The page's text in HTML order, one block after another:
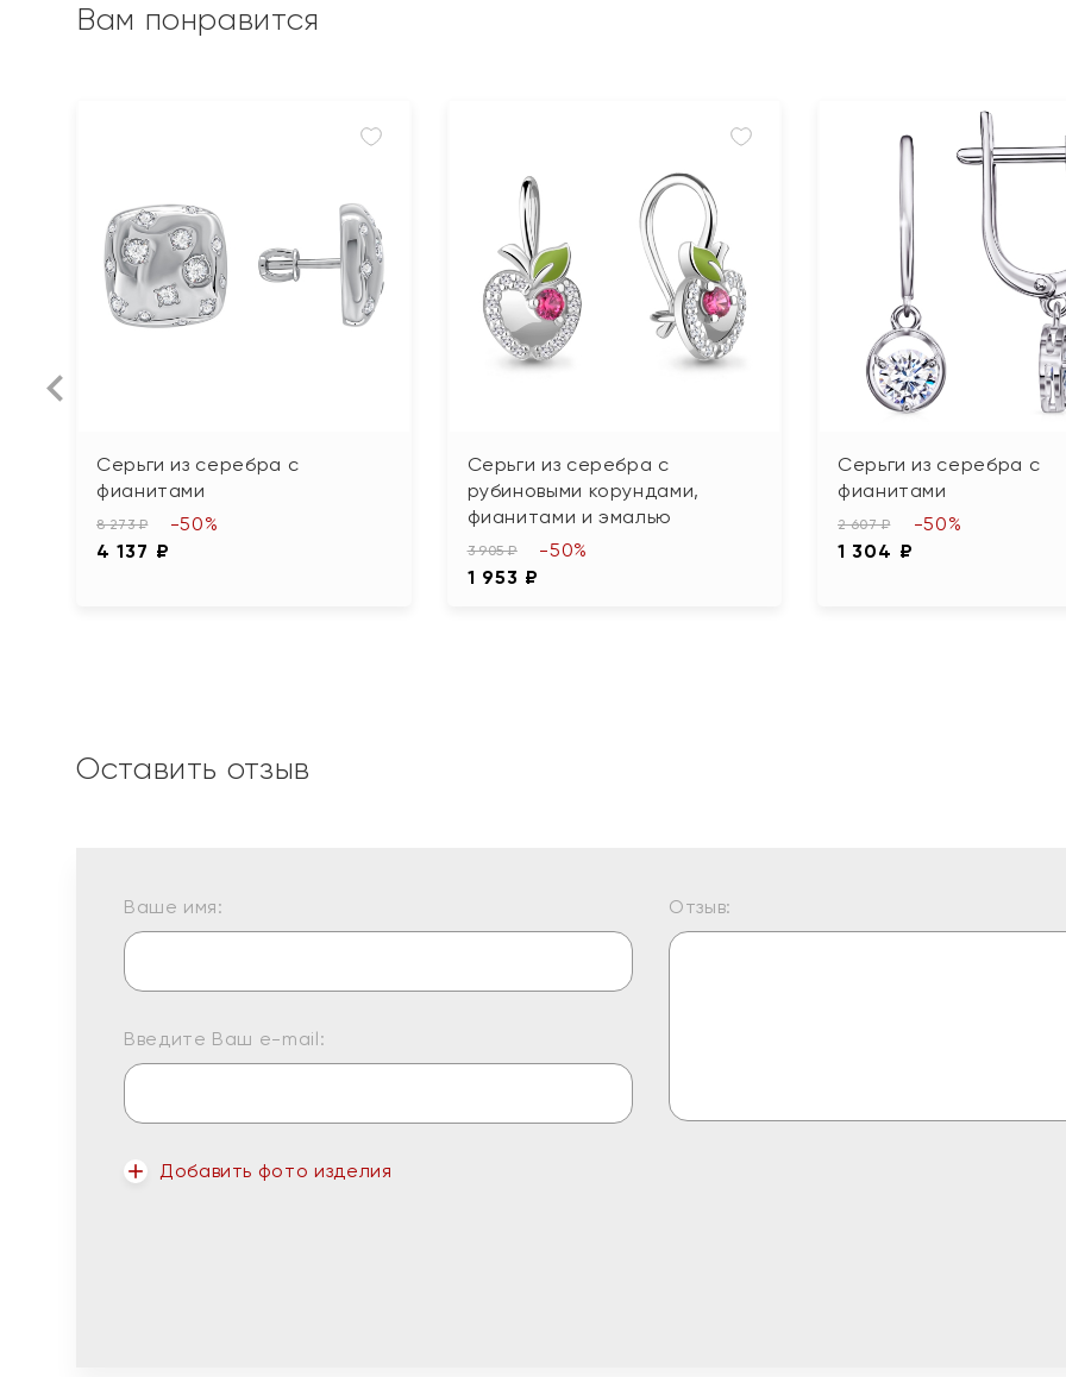
Вам понравится
Серьги из серебра с
фианитами
8 273 ₽
4 137 ₽
-50%
Серьги из серебра с
рубиновыми корундами,
фианитами и эмалью
3 905 ₽
1 953 ₽
-50%
Серьги из серебра с
фианитами
2 607 ₽
1 304 ₽
-50%
Оставить отзыв
Ваше имя:
Введите Ваш e-mail:
Добавить фото изделия
Отзыв: